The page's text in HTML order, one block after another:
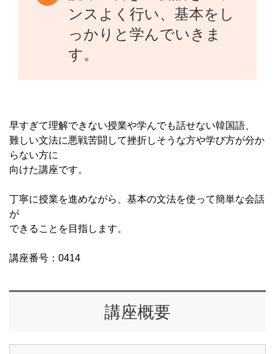
ンスよく行い、基本をし
っかりと学んでいきま
す。
早すぎて理解できない授業や学んでも話せない韓国語、
難しい文法に悪戦苦闘して挫折しそうな方や学び方が分か
らない方に
向けた講座です。
丁寧に授業を進めながら、基本の文法を使って簡単な会話
が
できることを目指します。
講座番号：0414
講座概要